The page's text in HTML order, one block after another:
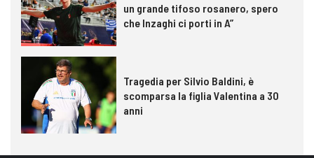
un grande tifoso rosanero, spero
che Inzaghi ci porti in A”
Tragedia per Silvio Baldini, è
scomparsa la figlia Valentina a 30
anni